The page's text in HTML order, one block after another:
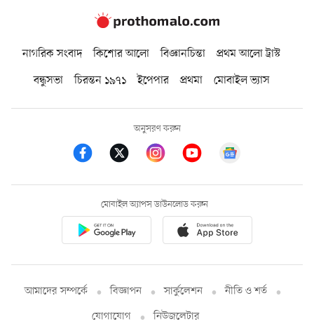
নাগরিক সংবাদ কিশোর আলো বিজ্ঞানচিন্তা
প্রথম আলো ট্রাস্ট
বন্ধুসভা
চিরন্তন ১৯৭১ ইপেপার প্রথমা মোবাইল ভ্যাস
অনুসরণ করুন
মোবাইল অ্যাপস ডাউনলোড করুন
আমাদের সম্পর্কে বিজ্ঞাপন সার্কুলেশন
নীতি ও শর্ত
যোগাযোগ
নিউজলেটার